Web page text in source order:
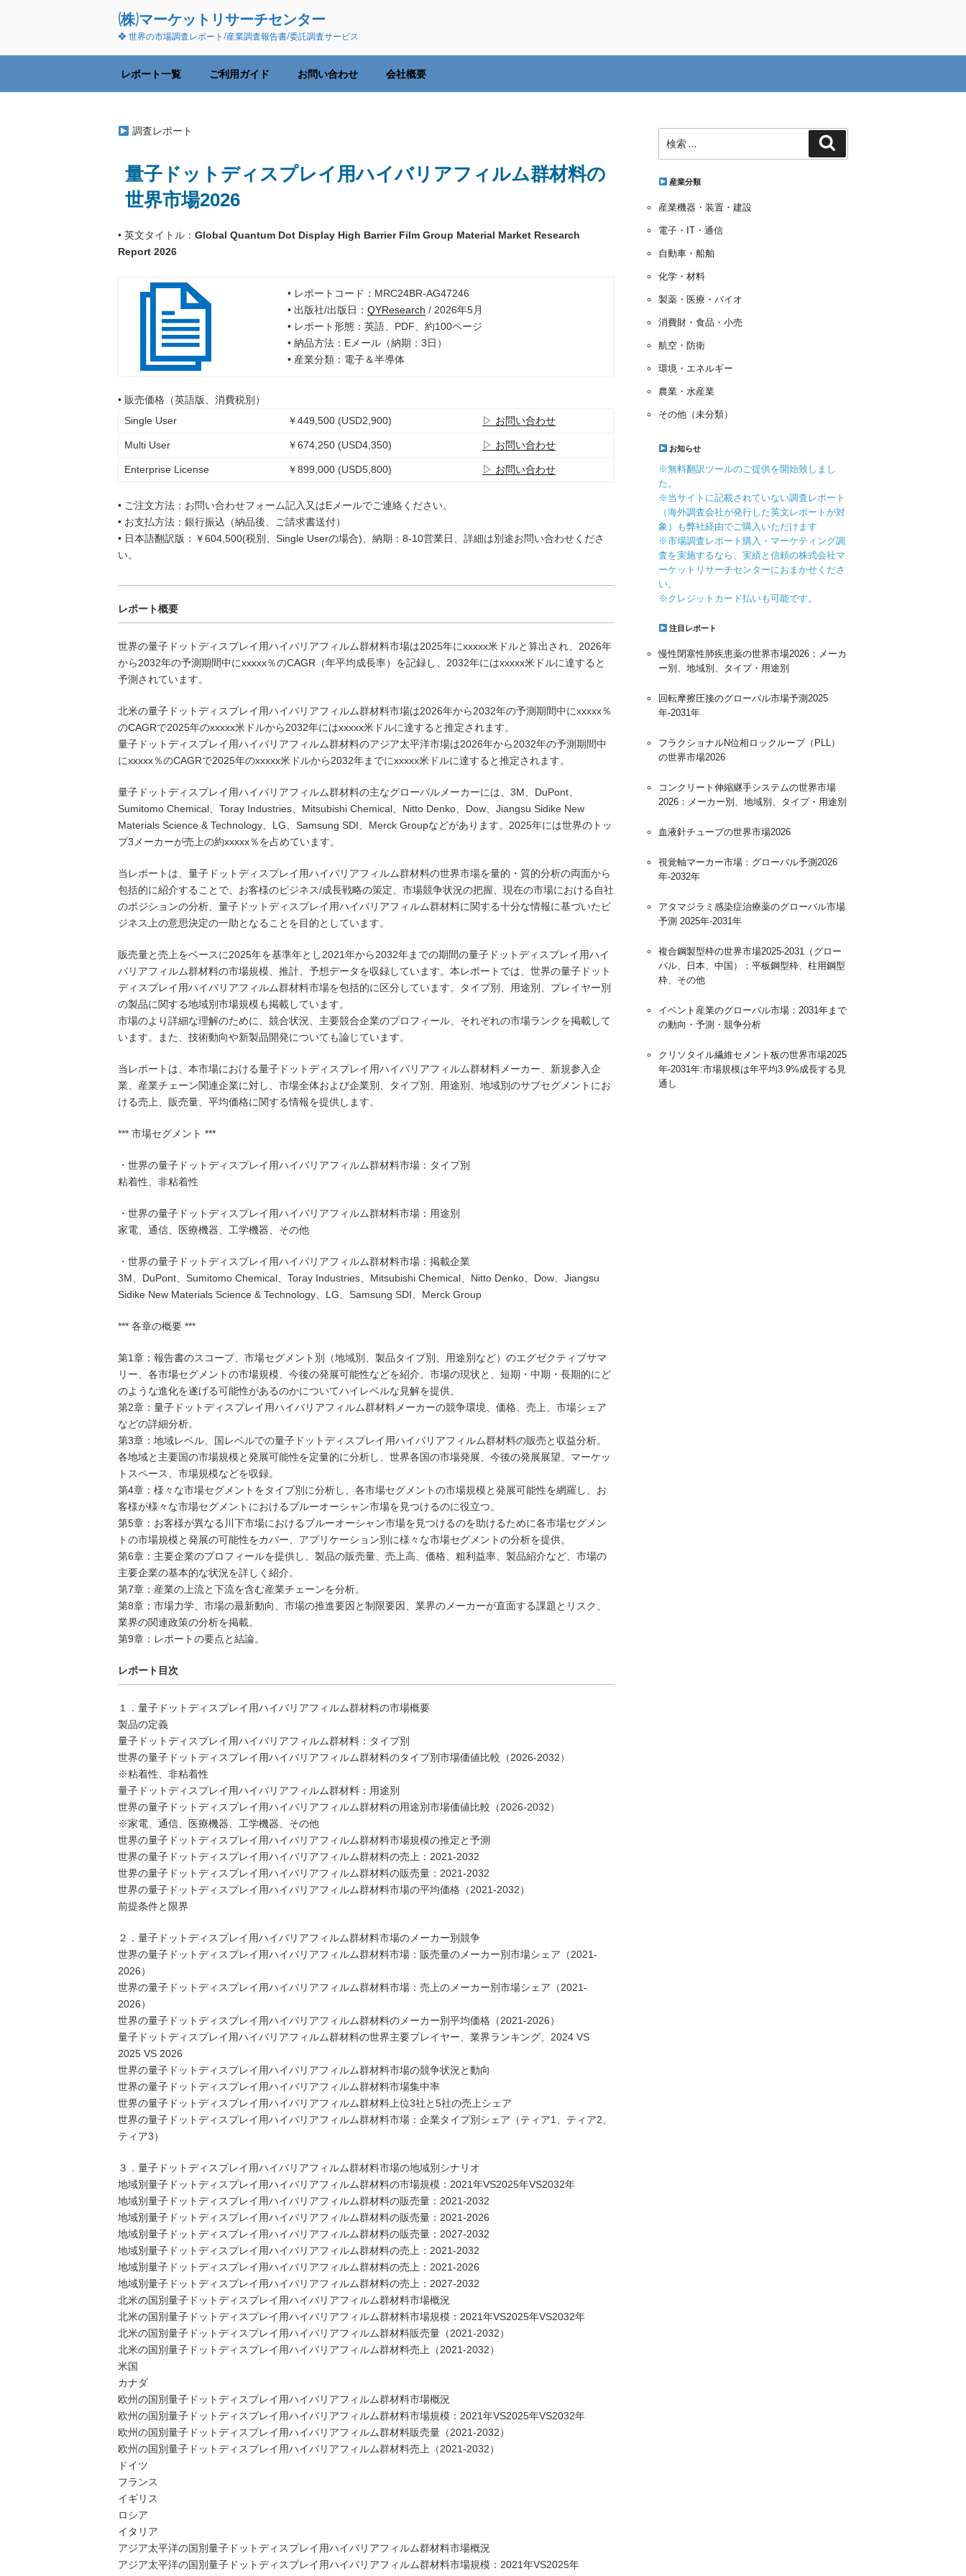
ン
へ
(株)マーケットリサーチセンター
❖ 世界の市場調査レポート/産業調査報告書/委託調査サービス
レポート一覧 ご利用ガイド お問い合わせ 会社概要
調査レポート
量子ドットディスプレイ用ハイバリアフィルム群材料の
世界市場2026
• 英文タイトル： Global Quantum Dot Display High Barrier Film Group Material Market Research
Report 2026
• レポートコード：MRC24BR-AG47246
• 出版社/出版日： QYResearch / 2026年5月
• レポート形態：英語、PDF、約100ページ
• 納品方法：Eメール（納期：3日）
• 産業分類：電子＆半導体
• 販売価格（英語版、消費税別）
Single User
￥449,500 (USD2,900) ▷ お問い合わせ
Multi User ￥674,250 (USD4,350) ▷ お問い合わせ
Enterprise License ￥899,000 (USD5,800) ▷ お問い合わせ
• ご注文方法：お問い合わせフォーム記入又はEメールでご連絡ください。
• お支払方法：銀行振込（納品後、ご請求書送付）
• 日本語翻訳版：￥604,500(税別、Single Userの場合)、納期：8-10営業日、詳細は別途お問い合わせくださ
い。
レポート概要
世界の量子ドットディスプレイ用ハイバリアフィルム群材料市場は2025年にxxxxx米ドルと算出され、2026年
から2032年の予測期間中にxxxxx％のCAGR（年平均成長率）を記録し、2032年にはxxxxx米ドルに達すると
予測されています。
北米の量子ドットディスプレイ用ハイバリアフィルム群材料市場は2026年から2032年の予測期間中にxxxxx％
のCAGRで2025年のxxxxx米ドルから2032年にはxxxxx米ドルに達すると推定されます。
量子ドットディスプレイ用ハイバリアフィルム群材料のアジア太平洋市場は2026年から2032年の予測期間中
にxxxxx％のCAGRで2025年のxxxxx米ドルから2032年までにxxxxx米ドルに達すると推定されます。
量子ドットディスプレイ用ハイバリアフィルム群材料の主なグローバルメーカーには、3M、DuPont、
Sumitomo Chemical、Toray Industries、Mitsubishi Chemical、Nitto Denko、Dow、Jiangsu Sidike New
Materials Science & Technology、LG、Samsung SDI、Merck Groupなどがあります。2025年には世界のトッ
プ3メーカーが売上の約xxxxx％を占めています。
当レポートは、量子ドットディスプレイ用ハイバリアフィルム群材料の世界市場を量的・質的分析の両面から
包括的に紹介することで、お客様のビジネス/成長戦略の策定、市場競争状況の把握、現在の市場における自社
のポジションの分析、量子ドットディスプレイ用ハイバリアフィルム群材料に関する十分な情報に基づいたビ
ジネス上の意思決定の一助となることを目的としています。
販売量と売上をベースに2025年を基準年とし2021年から2032年までの期間の量子ドットディスプレイ用ハイ
バリアフィルム群材料の市場規模、推計、予想データを収録しています。本レポートでは、世界の量子ドット
ディスプレイ用ハイバリアフィルム群材料市場を包括的に区分しています。タイプ別、用途別、プレイヤー別
の製品に関する地域別市場規模も掲載しています。
市場のより詳細な理解のために、競合状況、主要競合企業のプロフィール、それぞれの市場ランクを掲載して
います。また、技術動向や新製品開発についても論じています。
当レポートは、本市場における量子ドットディスプレイ用ハイバリアフィルム群材料メーカー、新規参入企
業、産業チェーン関連企業に対し、市場全体および企業別、タイプ別、用途別、地域別のサブセグメントにお
ける売上、販売量、平均価格に関する情報を提供します。
*** 市場セグメント ***
・世界の量子ドットディスプレイ用ハイバリアフィルム群材料市場：タイプ別
粘着性、非粘着性
・世界の量子ドットディスプレイ用ハイバリアフィルム群材料市場：用途別
家電、通信、医療機器、工学機器、その他
・世界の量子ドットディスプレイ用ハイバリアフィルム群材料市場：掲載企業
3M、DuPont、Sumitomo Chemical、Toray Industries、Mitsubishi Chemical、Nitto Denko、Dow、Jiangsu
Sidike New Materials Science & Technology、LG、Samsung SDI、Merck Group
*** 各章の概要 ***
第1章：報告書のスコープ、市場セグメント別（地域別、製品タイプ別、用途別など）のエグゼクティブサマ
リー、各市場セグメントの市場規模、今後の発展可能性などを紹介。市場の現状と、短期・中期・長期的にど
のような進化を遂げる可能性があるのかについてハイレベルな見解を提供。
第2章：量子ドットディスプレイ用ハイバリアフィルム群材料メーカーの競争環境、価格、売上、市場シェア
などの詳細分析。
第3章：地域レベル、国レベルでの量子ドットディスプレイ用ハイバリアフィルム群材料の販売と収益分析。
各地域と主要国の市場規模と発展可能性を定量的に分析し、世界各国の市場発展、今後の発展展望、マーケッ
トスペース、市場規模などを収録。
第4章：様々な市場セグメントをタイプ別に分析し、各市場セグメントの市場規模と発展可能性を網羅し、お
客様が様々な市場セグメントにおけるブルーオーシャン市場を見つけるのに役立つ。
第5章：お客様が異なる川下市場におけるブルーオーシャン市場を見つけるのを助けるために各市場セグメン
トの市場規模と発展の可能性をカバー、アプリケーション別に様々な市場セグメントの分析を提供。
第6章：主要企業のプロフィールを提供し、製品の販売量、売上高、価格、粗利益率、製品紹介など、市場の
主要企業の基本的な状況を詳しく紹介。
第7章：産業の上流と下流を含む産業チェーンを分析。
第8章：市場力学、市場の最新動向、市場の推進要因と制限要因、業界のメーカーが直面する課題とリスク、
業界の関連政策の分析を掲載。
第9章：レポートの要点と結論。
レポート目次
１．量子ドットディスプレイ用ハイバリアフィルム群材料の市場概要
製品の定義
量子ドットディスプレイ用ハイバリアフィルム群材料：タイプ別
世界の量子ドットディスプレイ用ハイバリアフィルム群材料のタイプ別市場価値比較（2026-2032）
※粘着性、非粘着性
量子ドットディスプレイ用ハイバリアフィルム群材料：用途別
世界の量子ドットディスプレイ用ハイバリアフィルム群材料の用途別市場価値比較（2026-2032）
※家電、通信、医療機器、工学機器、その他
世界の量子ドットディスプレイ用ハイバリアフィルム群材料市場規模の推定と予測
世界の量子ドットディスプレイ用ハイバリアフィルム群材料の売上：2021-2032
世界の量子ドットディスプレイ用ハイバリアフィルム群材料の販売量：2021-2032
世界の量子ドットディスプレイ用ハイバリアフィルム群材料市場の平均価格（2021-2032）
前提条件と限界
２．量子ドットディスプレイ用ハイバリアフィルム群材料市場のメーカー別競争
世界の量子ドットディスプレイ用ハイバリアフィルム群材料市場：販売量のメーカー別市場シェア（2021-
2026）
世界の量子ドットディスプレイ用ハイバリアフィルム群材料市場：売上のメーカー別市場シェア（2021-
2026）
世界の量子ドットディスプレイ用ハイバリアフィルム群材料のメーカー別平均価格（2021-2026）
量子ドットディスプレイ用ハイバリアフィルム群材料の世界主要プレイヤー、業界ランキング、2024 VS
2025 VS 2026
世界の量子ドットディスプレイ用ハイバリアフィルム群材料市場の競争状況と動向
世界の量子ドットディスプレイ用ハイバリアフィルム群材料市場集中率
世界の量子ドットディスプレイ用ハイバリアフィルム群材料上位3社と5社の売上シェア
世界の量子ドットディスプレイ用ハイバリアフィルム群材料市場：企業タイプ別シェア（ティア1、ティア2、
ティア3）
３．量子ドットディスプレイ用ハイバリアフィルム群材料市場の地域別シナリオ
地域別量子ドットディスプレイ用ハイバリアフィルム群材料の市場規模：2021年VS2025年VS2032年
地域別量子ドットディスプレイ用ハイバリアフィルム群材料の販売量：2021-2032
地域別量子ドットディスプレイ用ハイバリアフィルム群材料の販売量：2021-2026
地域別量子ドットディスプレイ用ハイバリアフィルム群材料の販売量：2027-2032
地域別量子ドットディスプレイ用ハイバリアフィルム群材料の売上：2021-2032
地域別量子ドットディスプレイ用ハイバリアフィルム群材料の売上：2021-2026
地域別量子ドットディスプレイ用ハイバリアフィルム群材料の売上：2027-2032
北米の国別量子ドットディスプレイ用ハイバリアフィルム群材料市場概況
北米の国別量子ドットディスプレイ用ハイバリアフィルム群材料市場規模：2021年VS2025年VS2032年
北米の国別量子ドットディスプレイ用ハイバリアフィルム群材料販売量（2021-2032）
北米の国別量子ドットディスプレイ用ハイバリアフィルム群材料売上（2021-2032）
米国
カナダ
欧州の国別量子ドットディスプレイ用ハイバリアフィルム群材料市場概況
欧州の国別量子ドットディスプレイ用ハイバリアフィルム群材料市場規模：2021年VS2025年VS2032年
欧州の国別量子ドットディスプレイ用ハイバリアフィルム群材料販売量（2021-2032）
欧州の国別量子ドットディスプレイ用ハイバリアフィルム群材料売上（2021-2032）
ドイツ
フランス
イギリス
ロシア
イタリア
アジア太平洋の国別量子ドットディスプレイ用ハイバリアフィルム群材料市場概況
アジア太平洋の国別量子ドットディスプレイ用ハイバリアフィルム群材料市場規模：2021年VS2025年
索:
産業分類
産業機器・装置・建設
電子・IT・通信
自動車・船舶
化学・材料
製薬・医療・バイオ
消費財・食品・小売
航空・防衛
環境・エネルギー
農業・水産業
その他（未分類）
お知らせ
※無料翻訳ツールのご提供を開始致しまし
た。
※当サイトに記載されていない調査レポート
（海外調査会社が発行した英文レポートが対
象）も弊社経由でご購入いただけます
※市場調査レポート購入・マーケティング調
査を実施するなら、実績と信頼の株式会社マ
ーケットリサーチセンターにおまかせくださ
い。
※クレジットカード払いも可能です。
注目レポート
慢性閉塞性肺疾患薬の世界市場2026：メーカ
ー別、地域別、タイプ・用途別
回転摩擦圧接のグローバル市場予測2025
年-2031年
フラクショナルN位相ロックループ（PLL）
の世界市場2026
コンクリート伸縮継手システムの世界市場
2026：メーカー別、地域別、タイプ・用途別
血液針チューブの世界市場2026
視覚軸マーカー市場：グローバル予測2026
年-2032年
アタマジラミ感染症治療薬のグローバル市場
予測 2025年-2031年
複合鋼製型枠の世界市場2025-2031（グロー
バル、日本、中国）：平板鋼型枠、柱用鋼型
枠、その他
イベント産業のグローバル市場：2031年まで
の動向・予測・競争分析
クリソタイル繊維セメント板の世界市場2025
年-2031年:市場規模は年平均3.9%成長する見
通し